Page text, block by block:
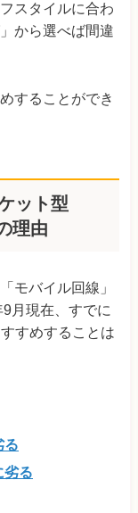
スタイルに合わ
から選べば間違
することができ
ット型
理由
モバイル回線」
月現在、すでに
すめすることは
る
劣る